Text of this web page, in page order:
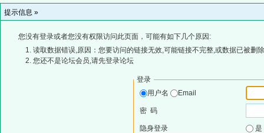
提示信息 »
您没有登录或者您没有权限访问此页面，可能有如下几个原因:
读取数据错误,原因：您要访问的链接无效,可能链接不完整,或数据已被删
您还不是论坛会员,请先登录论坛
登录
用户名
Email
密 码
隐身登录